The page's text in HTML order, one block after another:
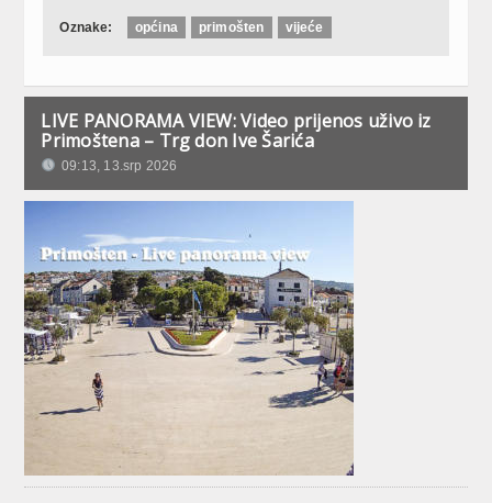
Oznake: općina primošten vijeće
LIVE PANORAMA VIEW: Video prijenos uživo iz
Primoštena – Trg don Ive Šarića
09:13, 13.srp 2026